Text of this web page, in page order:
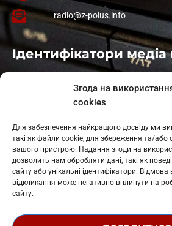
Згода на
cookies
Для забезпечення найкращого досвіду ми
такі як файли cookie, для збереження та/або
вашого пристрою. Надання згоди на
дозволить нам обробляти дані, такі як
сайту або унікальні ідентифікатори. Відмова
відкликання може негативно вплинути на
сайту.
radio@z-polus.info
Ідентифікатори медіа
: L11-01410
: L11-01801
Косів: L11-01805
Гарасимів: L11-02274